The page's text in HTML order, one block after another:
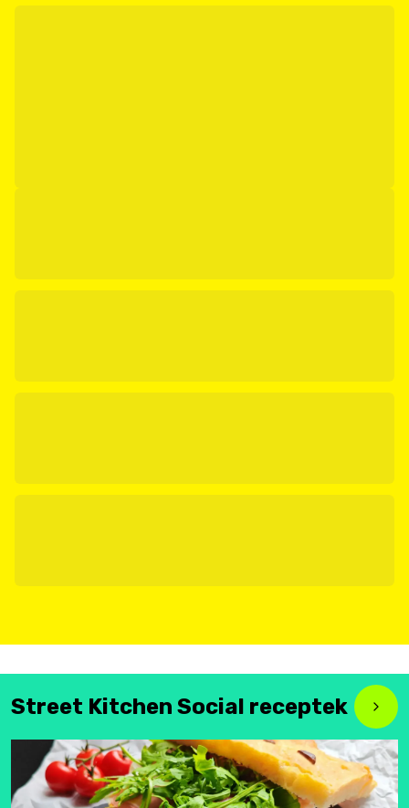
Street Kitchen Social receptek